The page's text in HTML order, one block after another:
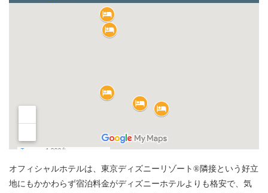
オフィシャルホテルは、東京ディズニーリゾート®隣接という好立
地にもかかわらず宿泊料金がディズニーホテルよりも格安で、気